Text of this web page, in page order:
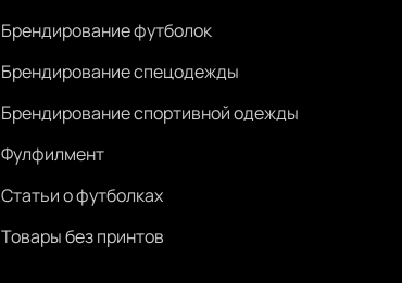
Брендирование футболок
Брендирование спецодежды
Брендирование спортивной одежды
Фулфилмент
Статьи о футболках
Товары без принтов